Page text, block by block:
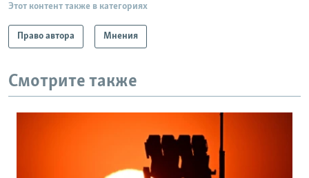
Этот контент также в категориях
Право автора Мнения
Смотрите также